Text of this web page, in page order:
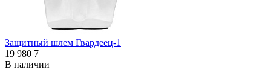
Защитный шлем Гвардеец-1
19 980 7
В наличии